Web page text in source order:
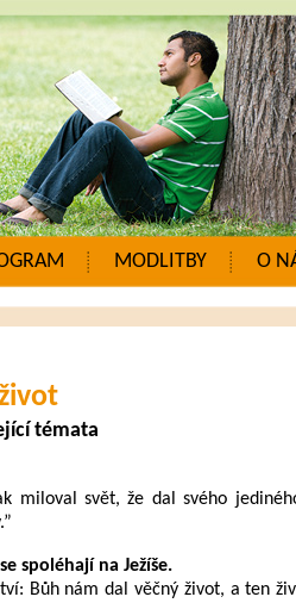
MODLITBY O
témata
miloval svět, že dal svého
spoléhají na Ježíše.
Bůh nám dal věčný život, a ten